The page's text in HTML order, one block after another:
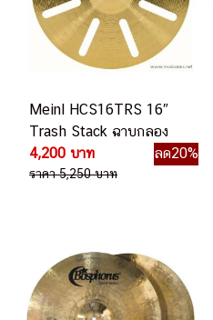
Meinl HCS16TRS 16″
Trash Stack ฉาบกลอง
4,200 บาท
ลด20%
ราคา 5,250 บาท